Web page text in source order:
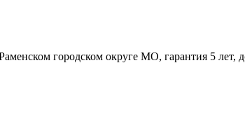
городском округе МО, гарантия 5 лет,